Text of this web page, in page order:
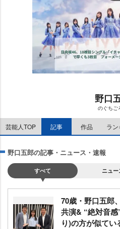
野口
のぐちご
芸能人TOP 記事 作品 ラ
野口五郎の記事・ニュース・速報
すべて ニュー
70歳・野口五郎
共演& “絶対音
り)の方が似てい